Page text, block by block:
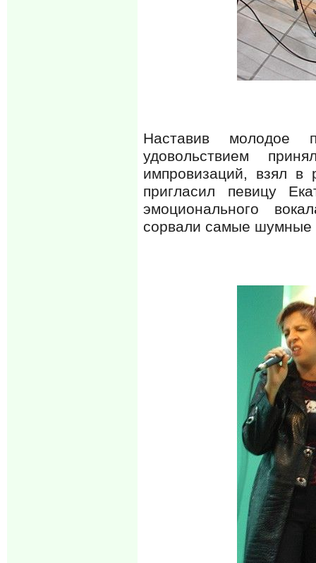
Наставив молодое
удовольствием
импровизаций, взял в
пригласил певицу
эмоционального
сорвали самые шумные